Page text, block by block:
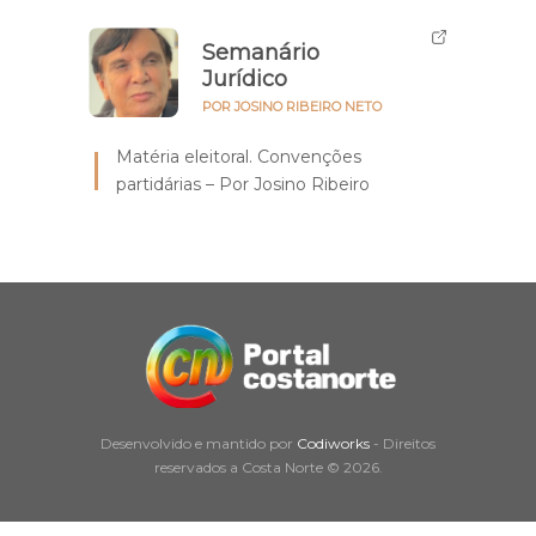
Semanário
Jurídico
POR JOSINO RIBEIRO NETO
Matéria eleitoral. Convenções
partidárias – Por Josino Ribeiro
Desenvolvido e mantido por Codiworks - Direitos
reservados a Costa Norte © 2026.